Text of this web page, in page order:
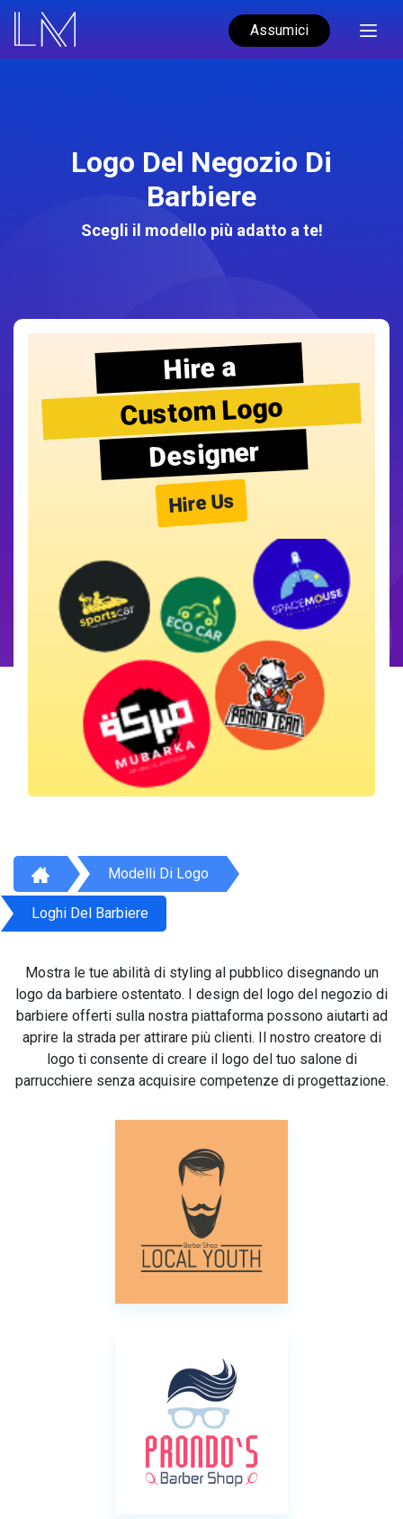
Assumici
Logo Del Negozio Di
Barbiere
Scegli il modello più adatto a te!
Hire a
Custom Logo
Designer
Hire Us
Modelli Di Logo
Loghi Del Barbiere
Mostra le tue abilità di styling al pubblico disegnando un
logo da barbiere ostentato. I design del logo del negozio di
barbiere offerti sulla nostra piattaforma possono aiutarti ad
aprire la strada per attirare più clienti. Il nostro creatore di
logo ti consente di creare il logo del tuo salone di
parrucchiere senza acquisire competenze di progettazione.